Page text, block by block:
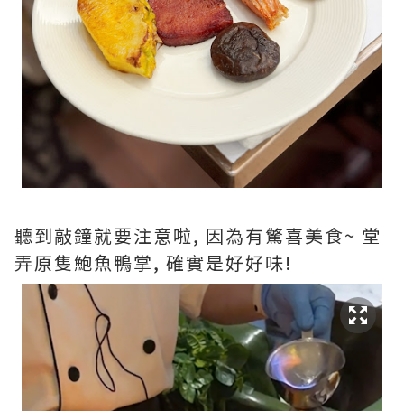
聽到敲鐘就要注意啦, 因為有驚喜美食~ 堂
弄原隻鮑魚鴨掌, 確實是好好味!